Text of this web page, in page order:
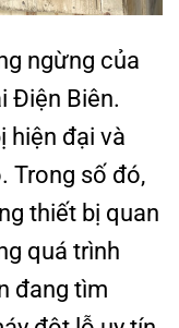
ngừng của
Điện Biên.
hiện đại và
Trong số đó,
thiết bị quan
quá trình
đang tìm